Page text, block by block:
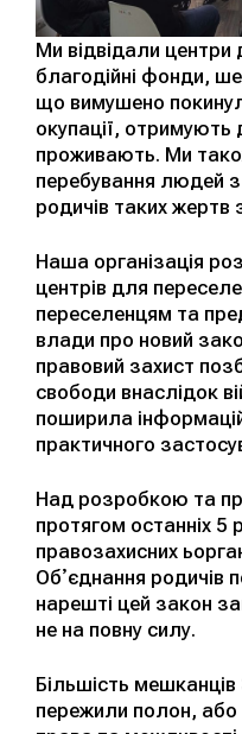
Ми відвідали
благодійні фонди,
що вимушено
окупації,
проживають. Ми
перебування людей
родичів таких жертв
Наша організація
центрів для
переселенцям та
влади про новий
правовий захист
свободи внаслідок
поширила
практичного
Над розробкою та
протягом останніх
правозахисних
Обʼєднання родичів
нарешті цей закон
не на повну силу.
Більшість
пережили полон, або